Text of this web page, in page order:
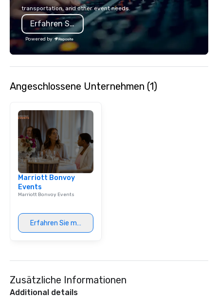
seamless from start to finish. We are
also a certified WOSB.
transportation, and other event needs.
Erfahren Sie mehr
Powered by
Angeschlossene Unternehmen (1)
Marriott Bonvoy
Events
Marriott Bonvoy Events
Erfahren Sie mehr
Zusätzliche Informationen
Additional details